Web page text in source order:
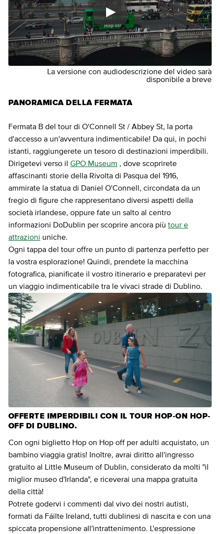
La versione con audiodescrizione del video sarà
disponibile a breve
PANORAMICA DELLA FERMATA
Fermata B del tour di O'Connell St / Abbey St, la porta
d'accesso a un'avventura indimenticabile! Da qui, in pochi
istanti, raggiungerete un tesoro di destinazioni imperdibili.
Dirigetevi verso il GPO Museum , dove scoprirete
affascinanti storie della Rivolta di Pasqua del 1916,
ammirate la statua di Daniel O'Connell, circondata da un
fregio di figure che rappresentano diversi aspetti della
società irlandese, oppure fate un salto al centro
informazioni DoDublin per scoprire ancora più tour e
attrazioni uniche.
Ogni tappa del tour offre un punto di partenza perfetto per
la vostra esplorazione! Quindi, prendete la macchina
fotografica, pianificate il vostro itinerario e preparatevi per
un viaggio indimenticabile tra le vivaci strade di Dublino.
OFFERTE IMPERDIBILI CON IL TOUR HOP-ON HOP-
OFF DI DUBLINO.
Con ogni biglietto Hop on Hop off per adulti acquistato, un
bambino viaggia gratis! Inoltre, avrai diritto all'ingresso
gratuito al Little Museum of Dublin, considerato da molti "il
miglior museo d'Irlanda", e riceverai una mappa gratuita
della città!
Potrete godervi i commenti dal vivo dei nostri autisti,
formati da Fáilte Ireland, tutti dublinesi di nascita e con una
spiccata propensione all'intrattenimento. L'espressione